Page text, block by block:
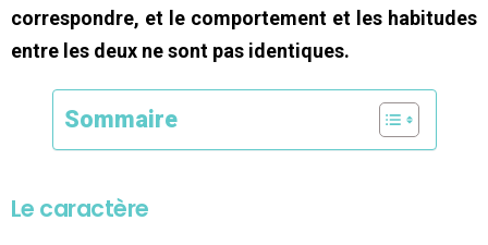
correspondre, et le comportement et les habitudes
entre les deux ne sont pas identiques.
Sommaire
Le caractère